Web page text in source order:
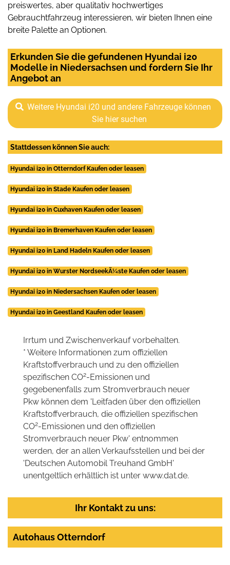
preiswertes, aber qualitativ hochwertiges
Gebrauchtfahrzeug interessieren, wir bieten Ihnen eine
breite Palette an Optionen.
Erkunden Sie die gefundenen Hyundai i20
Modelle in Niedersachsen und fordern Sie Ihr
Angebot an
Weitere Hyundai i20 und andere Fahrzeuge können
Sie hier suchen
Stattdessen können Sie auch:
Hyundai i20 in Otterndorf Kaufen oder leasen
Hyundai i20 in Stade Kaufen oder leasen
Hyundai i20 in Cuxhaven Kaufen oder leasen
Hyundai i20 in Bremerhaven Kaufen oder leasen
Hyundai i20 in Land Hadeln Kaufen oder leasen
Hyundai i20 in Wurster NordseekÃ¼ste Kaufen oder leasen
Hyundai i20 in Niedersachsen Kaufen oder leasen
Hyundai i20 in Geestland Kaufen oder leasen
Irrtum und Zwischenverkauf vorbehalten.
* Weitere Informationen zum offiziellen
Kraftstoffverbrauch und zu den offiziellen
spezifischen CO2-Emissionen und
gegebenenfalls zum Stromverbrauch neuer
Pkw können dem 'Leitfaden über den offiziellen
Kraftstoffverbrauch, die offiziellen spezifischen
CO2-Emissionen und den offiziellen
Stromverbrauch neuer Pkw' entnommen
werden, der an allen Verkaufsstellen und bei der
'Deutschen Automobil Treuhand GmbH'
unentgeltlich erhältlich ist unter www.dat.de.
Ihr Kontakt zu uns:
Autohaus Otterndorf